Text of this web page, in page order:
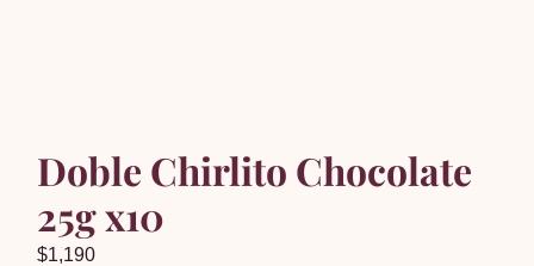
Doble Chirlito Chocolate
25g x10
$1,190